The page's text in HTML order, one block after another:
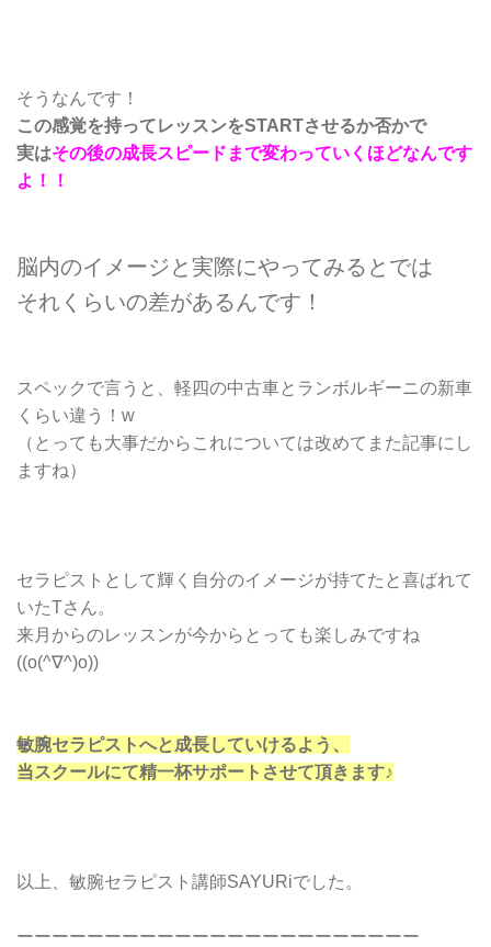
そうなんです！
この感覚を持ってレッスンをSTARTさせるか否かで
実はその後の成長スピードまで変わっていくほどなんです
よ！！
脳内のイメージと実際にやってみるとでは
それくらいの差があるんです！
スペックで言うと、軽四の中古車とランボルギーニの新車
くらい違う！w
（とっても大事だからこれについては改めてまた記事にし
ますね）
セラピストとして輝く自分のイメージが持てたと喜ばれて
いたTさん。
来月からのレッスンが今からとっても楽しみですね
((o(^∇^)o))
敏腕セラピストへと成長していけるよう、
当スクールにて精一杯サポートさせて頂きます♪
以上、敏腕セラピスト講師SAYURiでした。
ーーーーーーーーーーーーーーーーーーーーーーー